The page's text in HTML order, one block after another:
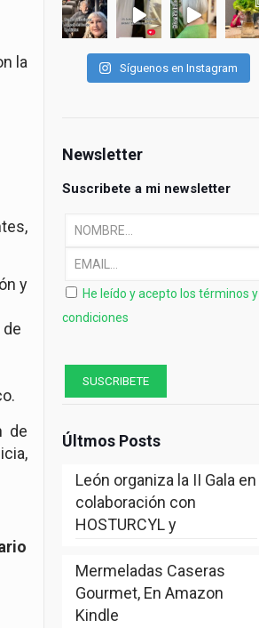
la
y
de
Síguenos en Instagram
Newsletter
Suscribete a mi newsletter
He leído y acepto los términos y
condiciones
Últmos Posts
León organiza la II Gala en
colaboración con
HOSTURCYL y
Mermeladas Caseras
Gourmet, En Amazon
Kindle